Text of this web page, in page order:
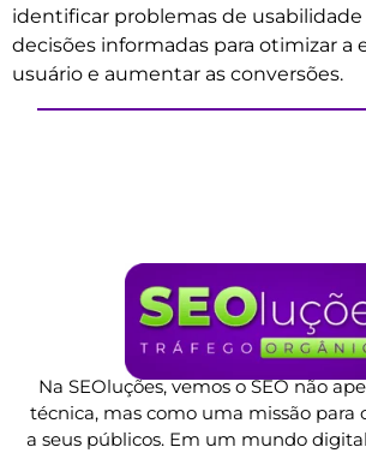
identificar problemas de
decisões informadas para otimizar a
usuário e aumentar as conversões.
Na SEOluções, vemos o SEO não
técnica, mas como uma missão para
a seus públicos. Em um mundo